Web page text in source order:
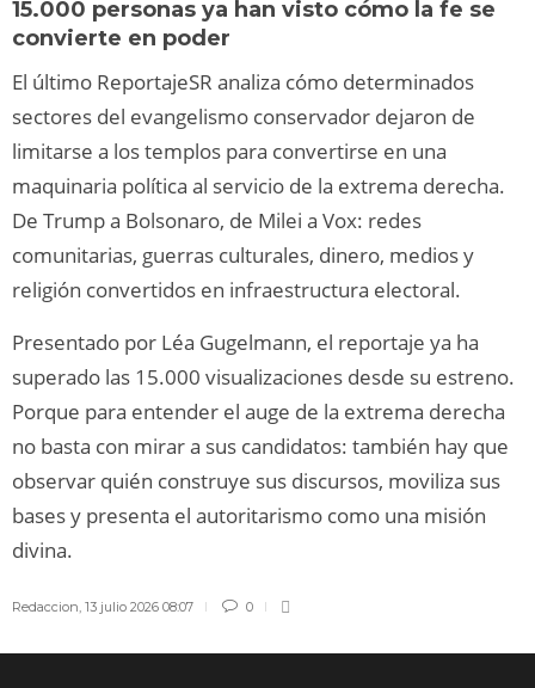
15.000 personas ya han visto cómo la fe se
convierte en poder
El último ReportajeSR analiza cómo determinados
sectores del evangelismo conservador dejaron de
limitarse a los templos para convertirse en una
maquinaria política al servicio de la extrema derecha.
De Trump a Bolsonaro, de Milei a Vox: redes
comunitarias, guerras culturales, dinero, medios y
religión convertidos en infraestructura electoral.
Presentado por Léa Gugelmann, el reportaje ya ha
superado las 15.000 visualizaciones desde su estreno.
Porque para entender el auge de la extrema derecha
no basta con mirar a sus candidatos: también hay que
observar quién construye sus discursos, moviliza sus
bases y presenta el autoritarismo como una misión
divina.
Redaccion, 13 julio 2026 08:07 0